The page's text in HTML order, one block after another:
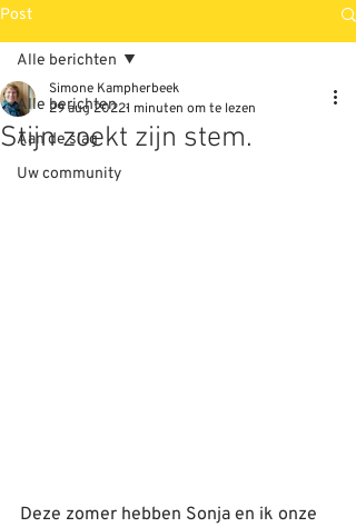
Post
Alle berichten
Aan de slag
Uw community
Alle berichten
Stijn zoekt zijn stem.
Simone Kampherbeek
29 aug 20221 minuten om te lezen
Deze zomer hebben Sonja en ik onze